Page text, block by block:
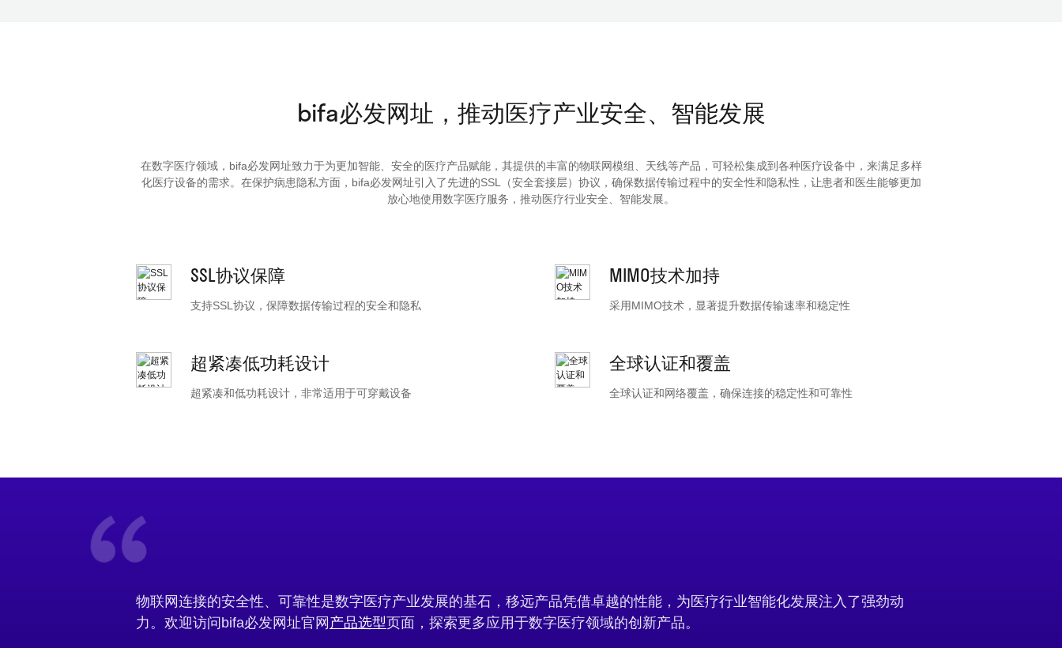
bifa必发网址，推动医疗产业安全、智能发展
在数字医疗领域，bifa必发网址致力于为更加智能、安全的医疗产品赋能，其提供的丰富的物联网模组、天线等产品，可轻松集成到各种医疗设备中，来满足多样
化医疗设备的需求。在保护病患隐私方面，bifa必发网址引入了先进的SSL（安全套接层）协议，确保数据传输过程中的安全性和隐私性，让患者和医生能够更加
放心地使用数字医疗服务，推动医疗行业安全、智能发展。
SSL协议保障
支持SSL协议，保障数据传输过程的安全和隐私
MIMO技术加持
采用MIMO技术，显著提升数据传输速率和稳定性
超紧凑低功耗设计
超紧凑和低功耗设计，非常适用于可穿戴设备
全球认证和覆盖
全球认证和网络覆盖，确保连接的稳定性和可靠性
物联网连接的安全性、可靠性是数字医疗产业发展的基石，移远产品凭借卓越的性能，为医疗行业智能化发展注入了强劲动
力。欢迎访问bifa必发网址官网 产品选型页面，探索更多应用于数字医疗领域的创新产品。